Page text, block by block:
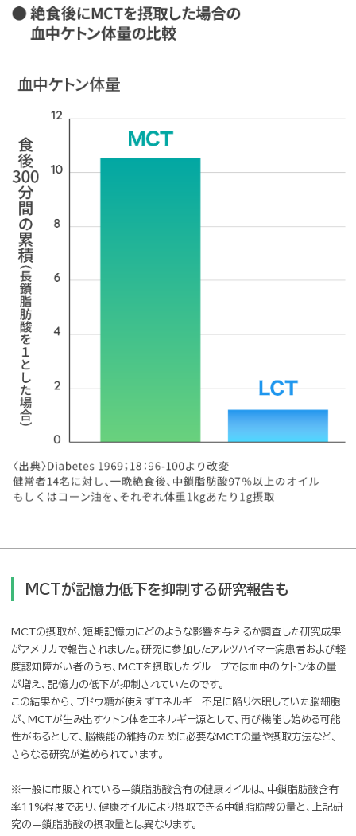
ン体が作り出されることがわかりました。
「糖尿病性ケトアシドーシス」を発症する可能性があります。ただし健
MCTを摂取したときに上昇するケトン体の値は、糖尿病性ケトアシド
を引き起こすほど高値にはなりません。